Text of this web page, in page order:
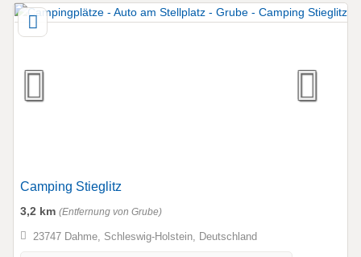
Camping Stieglitz
3,2 km (Entfernung von Grube)
23747 Dahme, Schleswig-Holstein, Deutschland